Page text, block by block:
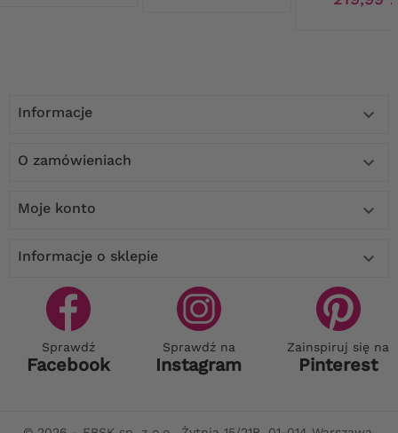
Informacje 
O zamówieniach 
Moje konto 
Informacje o sklepie 
Sprawdź
Facebook
Sprawdź na
Instagram
Zainspiruj się na
Pinterest